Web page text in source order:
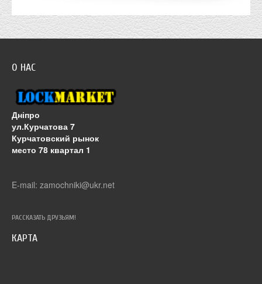
О НАС
Дніпро
ул.Курчатова 7
Курчатовский рынок
место 78 квартал 1
E-mail: zamochniki@ukr.net
РАССКАЗАТЬ ДРУЗЬЯМ!
КАРТА